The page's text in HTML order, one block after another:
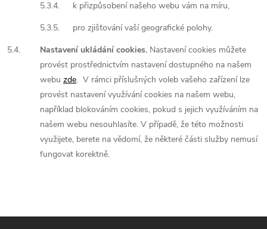
5.3.4.
k přizpůsobení našeho webu vám na míru,
5.3.5.
pro zjišťování vaší geografické polohy.
5.4.
Nastavení ukládání cookies. Nastavení cookies můžete
provést prostřednictvím nastavení dostupného na našem
webu zde. V rámci příslušných voleb vašeho zařízení lze
provést nastavení využívání cookies na našem webu,
například blokováním cookies, pokud s jejich využíváním na
našem webu nesouhlasíte. V případě, že této možnosti
využijete, berete na vědomí, že některé části služby nemusí
fungovat korektně.